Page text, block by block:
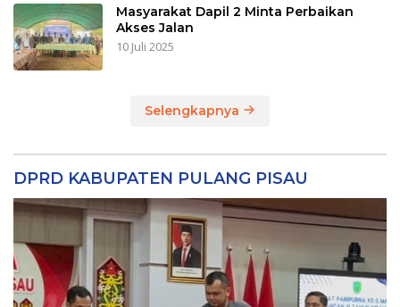
Masyarakat Dapil 2 Minta Perbaikan
Akses Jalan
10 Juli 2025
Selengkapnya
DPRD KABUPATEN PULANG PISAU